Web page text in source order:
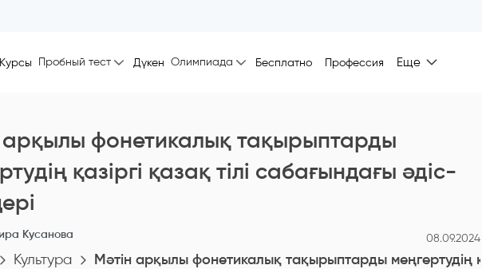
Курсы Пробный тест Дүкен Олимпиада Бесплатно Профессия Еще
арқылы фонетикалық тақырыптарды
қазіргі қазақ тілі сабағындағы әдіс-
Кусанова 08.09.2024
Культура Мәтін арқылы фонетикалық тақырыптарды меңгертудің